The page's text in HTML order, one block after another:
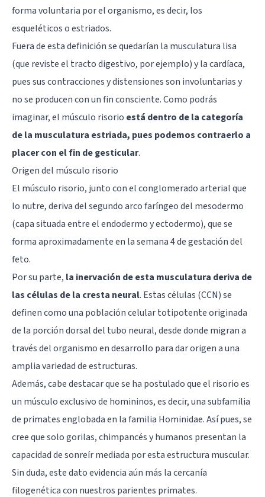
forma voluntaria por el organismo, es decir, los
esqueléticos o estriados.
Fuera de esta definición se quedarían la musculatura lisa
(que reviste el tracto digestivo, por ejemplo) y la cardíaca,
pues sus contracciones y distensiones son involuntarias y
no se producen con un fin consciente. Como podrás
imaginar, el músculo risorio está dentro de la categoría
de la musculatura estriada, pues podemos contraerlo a
placer con el fin de gesticular.
Origen del músculo risorio
El músculo risorio, junto con el conglomerado arterial que
lo nutre, deriva del segundo arco faríngeo del mesodermo
(capa situada entre el endodermo y ectodermo), que se
forma aproximadamente en la semana 4 de gestación del
feto.
Por su parte, la inervación de esta musculatura deriva de
las células de la cresta neural. Estas células (CCN) se
definen como una población celular totipotente originada
de la porción dorsal del tubo neural, desde donde migran a
través del organismo en desarrollo para dar origen a una
amplia variedad de estructuras.
Además, cabe destacar que se ha postulado que el risorio es
un músculo exclusivo de homininos, es decir, una subfamilia
de primates englobada en la familia Hominidae. Así pues, se
cree que solo gorilas, chimpancés y humanos presentan la
capacidad de sonreír mediada por esta estructura muscular.
Sin duda, este dato evidencia aún más la cercanía
filogenética con nuestros parientes primates.